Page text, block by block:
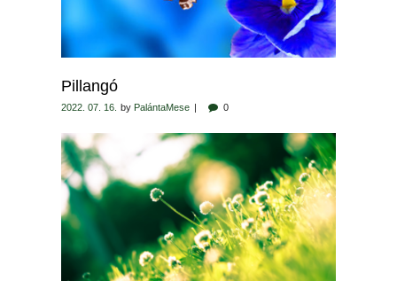
Pillangó
2022. 07. 16. by PalántaMese 0